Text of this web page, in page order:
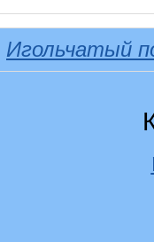
Игольчатый